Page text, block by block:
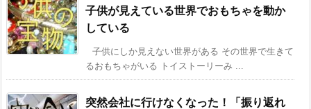
子供が見えている世界でおもちゃを動か
している
子供にしか見えない世界がある その世界で生きて
るおもちゃがいる トイストーリーみ ...
突然会社に行けなくなった！「振り返れ